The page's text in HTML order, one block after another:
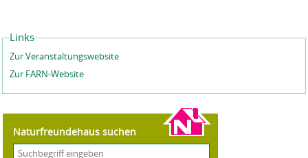
Links
Zur Veranstaltungswebsite
Zur FARN-Website
Naturfreundehaus suchen